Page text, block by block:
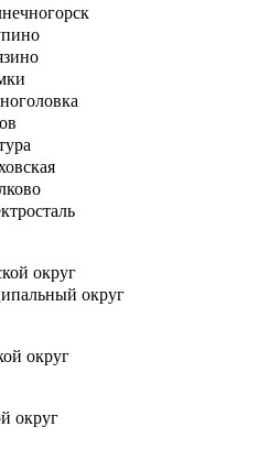
округ
округ
округ
округ